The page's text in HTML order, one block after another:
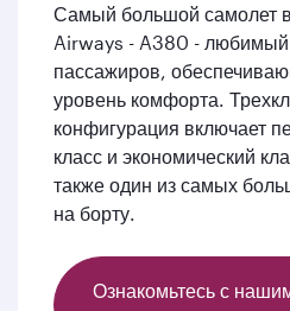
Самый большой самолет
Airways - A380 - любимый
пассажиров,
уровень комфорта.
конфигурация включает
класс и экономический
также один из самых
на борту.
Ознакомьтесь с